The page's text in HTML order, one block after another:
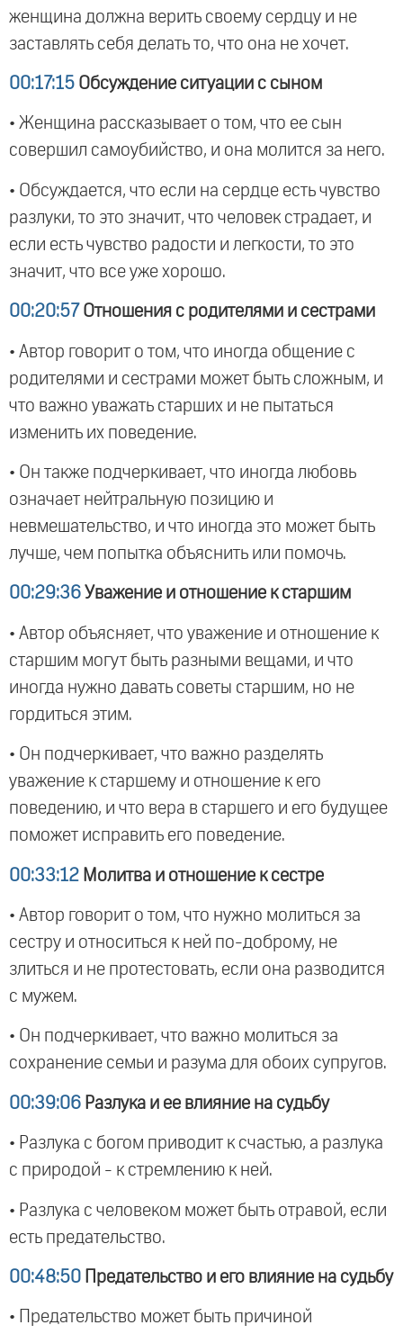
женщина должна верить своему сердцу и не
заставлять себя делать то, что она не хочет.
00:17:15 Обсуждение ситуации с сыном
• Женщина рассказывает о том, что ее сын
совершил самоубийство, и она молится за него.
• Обсуждается, что если на сердце есть чувство
разлуки, то это значит, что человек страдает, и
если есть чувство радости и легкости, то это
значит, что все уже хорошо.
00:20:57 Отношения с родителями и сестрами
• Автор говорит о том, что иногда общение с
родителями и сестрами может быть сложным, и
что важно уважать старших и не пытаться
изменить их поведение.
• Он также подчеркивает, что иногда любовь
означает нейтральную позицию и
невмешательство, и что иногда это может быть
лучше, чем попытка объяснить или помочь.
00:29:36 Уважение и отношение к старшим
• Автор объясняет, что уважение и отношение к
старшим могут быть разными вещами, и что
иногда нужно давать советы старшим, но не
гордиться этим.
• Он подчеркивает, что важно разделять
уважение к старшему и отношение к его
поведению, и что вера в старшего и его будущее
поможет исправить его поведение.
00:33:12 Молитва и отношение к сестре
• Автор говорит о том, что нужно молиться за
сестру и относиться к ней по-доброму, не
злиться и не протестовать, если она разводится
с мужем.
• Он подчеркивает, что важно молиться за
сохранение семьи и разума для обоих супругов.
00:39:06 Разлука и ее влияние на судьбу
• Разлука с богом приводит к счастью, а разлука
с природой - к стремлению к ней.
• Разлука с человеком может быть отравой, если
есть предательство.
00:48:50 Предательство и его влияние на судьбу
• Предательство может быть причиной